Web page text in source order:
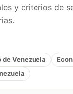
y criterios de
de Venezuela